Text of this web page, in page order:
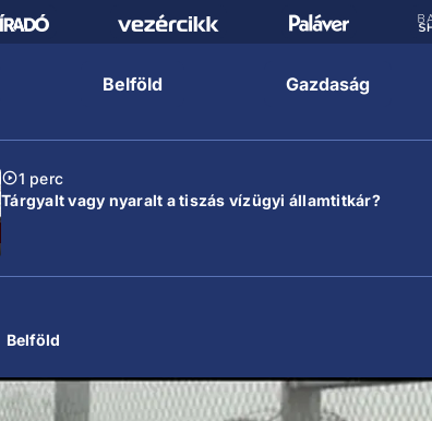
Belföld Gazdaság
1 perc
Tárgyalt vagy nyaralt a tiszás vízügyi államtitkár?
Belföld